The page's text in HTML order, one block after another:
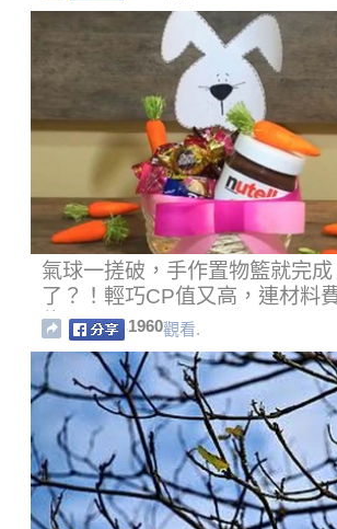
氣球一搓破，手作置物籃就完成
了？！輕巧CP值又高，連材料
能不用10元
1960觀看.